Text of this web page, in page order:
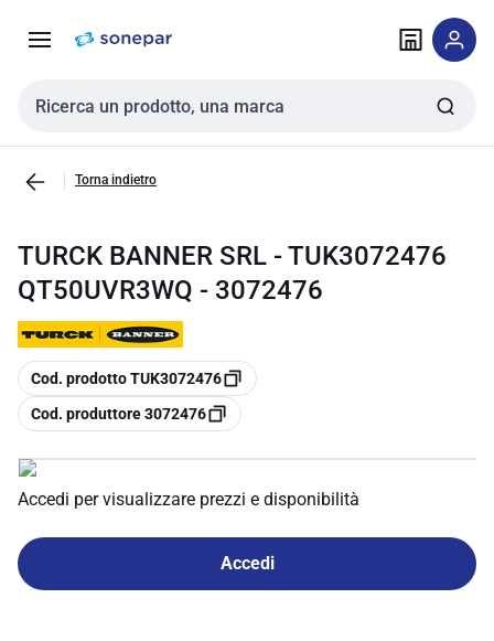
navigazione alla
Cerca input
Torna indietro
TURCK BANNER SRL - TUK3072476
QT50UVR3WQ - 3072476
copia
Cod. prodotto TUK3072476
copia
Cod. produttore 3072476
Accedi per visualizzare prezzi e disponibilità
Accedi